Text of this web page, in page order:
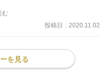
か、そういった悩まぬ不動
間であり、読者同様の様々
調、心の荒れる様と、それ
む
投稿日 : 2020.11.02
を見る